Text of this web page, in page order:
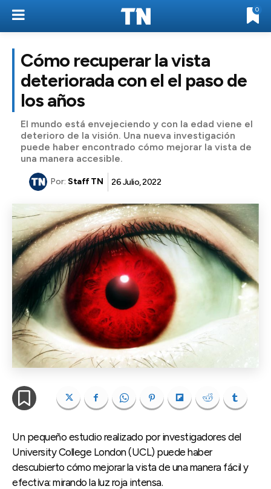
0
Cómo recuperar la vista
deteriorada con el el paso de
los años
El mundo está envejeciendo y con la edad viene el
deterioro de la visión. Una nueva investigación
puede haber encontrado cómo mejorar la vista de
una manera accesible.
Por: Staff TN 26 Julio, 2022
Un pequeño estudio realizado por investigadores del
University College London (UCL) puede haber
descubierto cómo mejorar la vista de una manera fácil y
efectiva: mirando la luz roja intensa.